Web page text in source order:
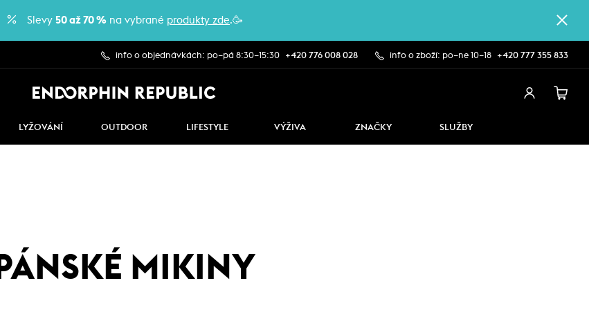
Slevy 50 až 70 % na vybrané produkty zde.🥳
info o objednávkách: po–pá 8:30–15:30 +420 776 008 028 info o zboží: po–ne 10–18 +420 777 355 833
LYŽOVÁNÍ OUTDOOR LIFESTYLE VÝŽIVA ZNAČKY SLUŽBY
PÁNSKÉ MIKINY